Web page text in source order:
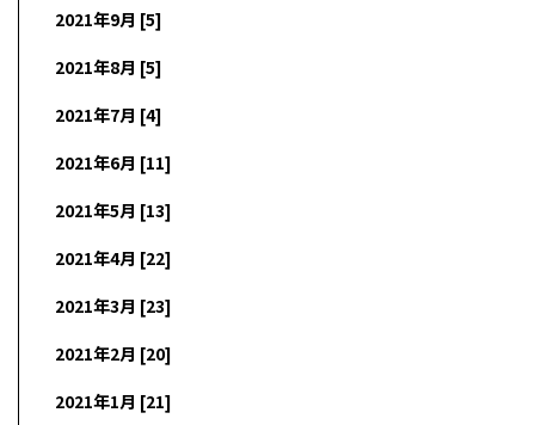
2021年9月 [5]
2021年8月 [5]
2021年7月 [4]
2021年6月 [11]
2021年5月 [13]
2021年4月 [22]
2021年3月 [23]
2021年2月 [20]
2021年1月 [21]